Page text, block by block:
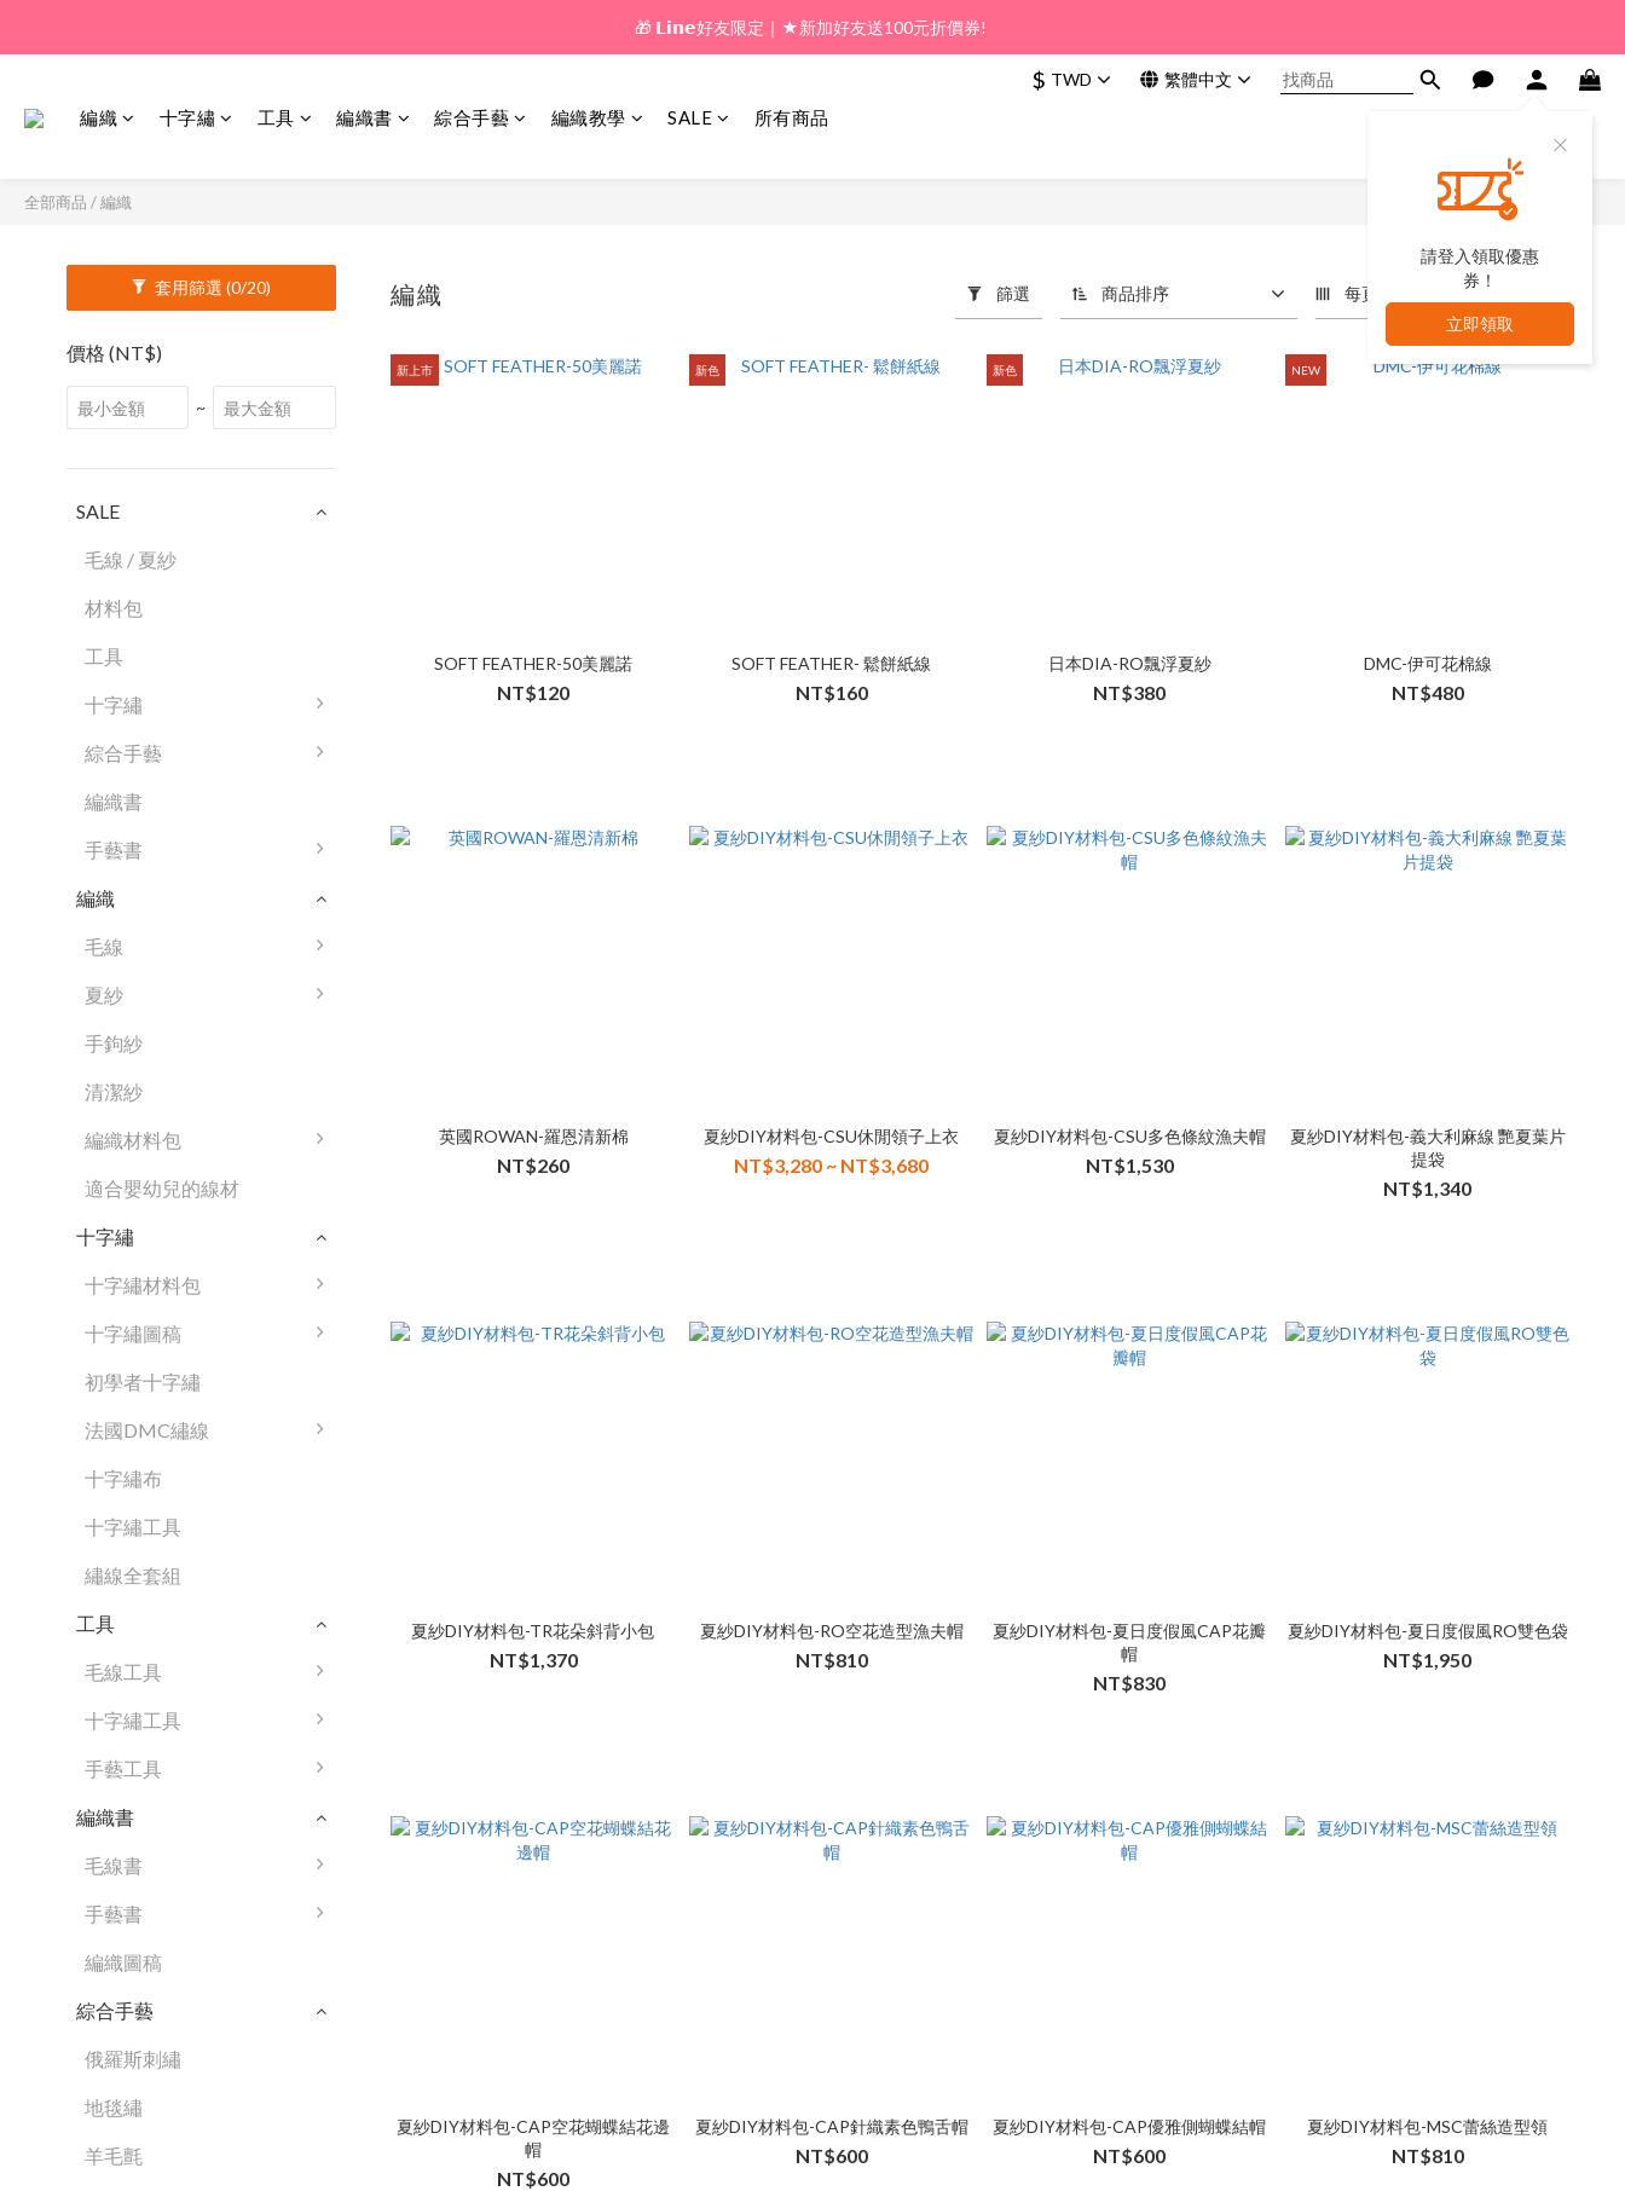
🎁 新好友購物金｜★加入新會員領券送100元!
🎁 𝗟𝗶𝗻𝗲好友限定｜★新加好友送100元折價券!
$ TWD 繁體中文
請登入領取優惠
券！
立即領取
編織 十字繡 工具 編織書 綜合手藝 編織教學 SALE 所有商品
全部商品 /編織
套用篩選 (0/20)
價格 (NT$)
~
SALE
毛線 / 夏紗
材料包
工具
十字繡
綜合手藝
編織書
手藝書
編織
毛線
夏紗
手鉤紗
清潔紗
編織材料包
適合嬰幼兒的線材
十字繡
十字繡材料包
十字繡圖稿
初學者十字繡
法國DMC繡線
十字繡布
十字繡工具
繡線全套組
工具
毛線工具
十字繡工具
手藝工具
編織書
毛線書
手藝書
編織圖稿
綜合手藝
俄羅斯刺繡
地毯繡
羊毛氈
編織 篩選 商品排序 每頁顯示 24 個
新上市
SOFT FEATHER-50美麗諾
NT$120
新色
SOFT FEATHER- 鬆餅紙線
NT$160
新色
日本DIA-RO飄浮夏紗
NT$380
NEW
DMC-伊可花棉線
NT$480
英國ROWAN-羅恩清新棉
NT$260
夏紗DIY材料包-CSU休閒領子上衣
NT$3,280 ~ NT$3,680
夏紗DIY材料包-CSU多色條紋漁夫帽
NT$1,530
夏紗DIY材料包-義大利麻線 艷夏葉片
提袋
NT$1,340
夏紗DIY材料包-TR花朵斜背小包
NT$1,370
夏紗DIY材料包-RO空花造型漁夫帽
NT$810
夏紗DIY材料包-夏日度假風CAP花瓣
帽
NT$830
夏紗DIY材料包-夏日度假風RO雙色袋
NT$1,950
夏紗DIY材料包-CAP空花蝴蝶結花邊
帽
NT$600
夏紗DIY材料包-CAP針織素色鴨舌帽
NT$600
夏紗DIY材料包-CAP優雅側蝴蝶結帽
NT$600
夏紗DIY材料包-MSC蕾絲造型領
NT$810